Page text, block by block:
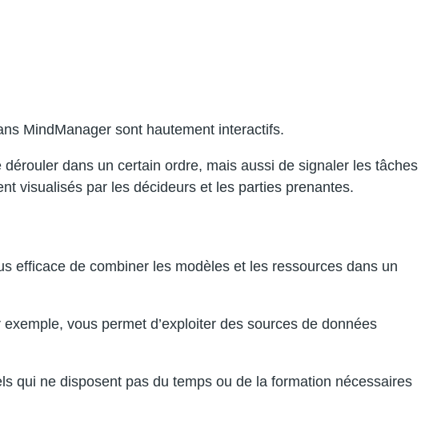
MindManager sont hautement interactifs.
dans un certain ordre, mais aussi de signaler les tâches
visualisés par les décideurs et les parties prenantes.
efficace de combiner les modèles et les ressources dans un
vous permet d’exploiter des sources de données
qui ne disposent pas du temps ou de la formation nécessaires